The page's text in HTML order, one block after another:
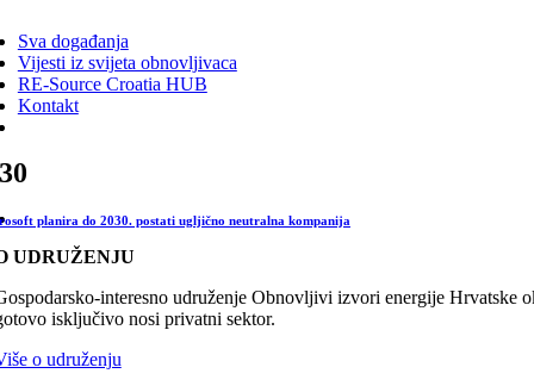
Sva događanja
Vijesti iz svijeta obnovljivaca
RE-Source Croatia HUB
Kontakt
planira do 2030. postati ugljično neutralna kompanija
UDRUŽENJU
interesno udruženje Obnovljivi izvori energije
isključivo nosi privatni sektor.
o udruženju